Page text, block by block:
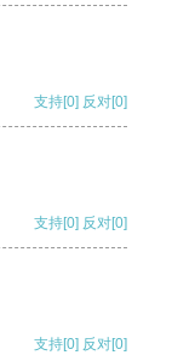
支持[0] 反对[0]
支持[0] 反对[0]
支持[0] 反对[0]